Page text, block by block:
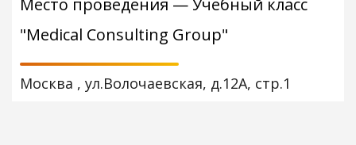
"Medical Consulting Group"
Москва , ул.Волочаевская, д.12А, стр.1